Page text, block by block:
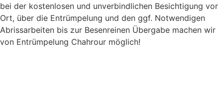
bei der kostenlosen und unverbindlichen Besichtigung vor
Ort, über die Entrümpelung und den ggf. Notwendigen
Abrissarbeiten bis zur Besenreinen Übergabe machen wir
von Entrümpelung Chahrour möglich!